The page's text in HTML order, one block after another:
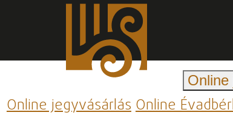
Online
Online jegyvásárlásOnline